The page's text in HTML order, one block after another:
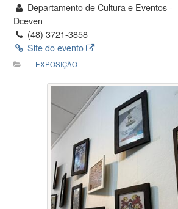
Departamento de Cultura e Eventos -
Dceven
(48) 3721-3858
Site do evento
EXPOSIÇÃO